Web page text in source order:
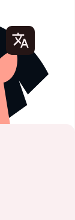
Lang
uage